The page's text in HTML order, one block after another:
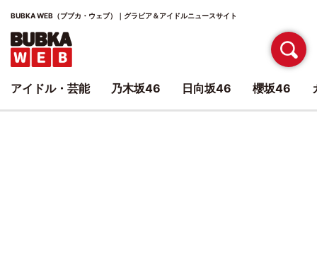
BUBKA WEB（ブブカ・ウェブ）｜グラビア＆アイドルニュースサイト
アイドル・芸能 乃木坂46 日向坂46 櫻坂46